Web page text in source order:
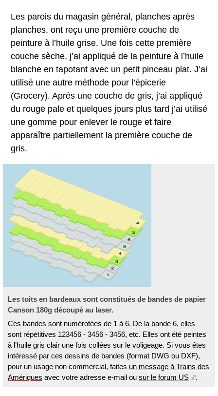
Les parois du magasin général, planches après
planches, ont reçu une première couche de
peinture à l’huile grise. Une fois cette première
couche sèche, j’ai appliqué de la peinture à l’huile
blanche en tapotant avec un petit pinceau plat. J’ai
utilisé une autre méthode pour l’épicerie
(Grocery). Après une couche de gris, j’ai appliqué
du rouge pale et quelques jours plus tard j’ai utilisé
une gomme pour enlever le rouge et faire
apparaître partiellement la première couche de
gris.
Les toits en bardeaux sont constitués de bandes de papier
Canson 180g découpé au laser.
Ces bandes sont numérotées de 1 à 6. De la bande 6, elles
sont répétitives 123456 - 3456 - 3456, etc. Elles ont été peintes
à l’huile gris clair une fois collées sur le voligeage. Si vous êtes
intéressé par ces dessins de bandes (format DWG ou DXF),
pour un usage non commercial, faites un message à Trains des
Amériques avec votre adresse e-mail ou sur le forum US .